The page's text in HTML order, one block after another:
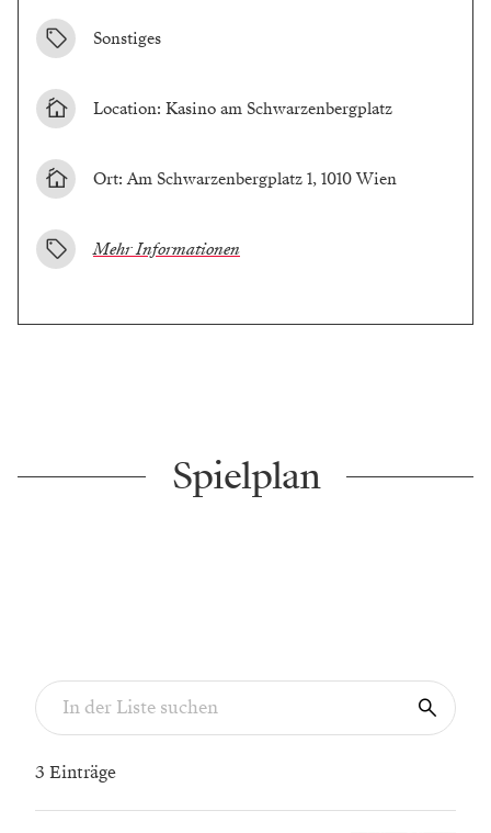
Sonstiges
Location: Kasino am Schwarzenbergplatz
Ort: Am Schwarzenbergplatz 1, 1010 Wien
Mehr Informationen
Spielplan
3 Einträge